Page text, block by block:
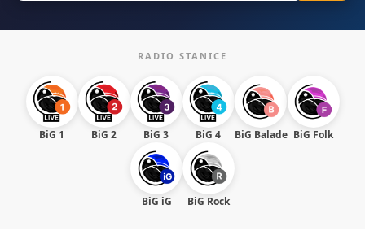
RADIO STANICE
BiG 1 BiG 2 BiG 3 BiG 4 BiG Balade BiG Folk
BiG iG BiG Rock